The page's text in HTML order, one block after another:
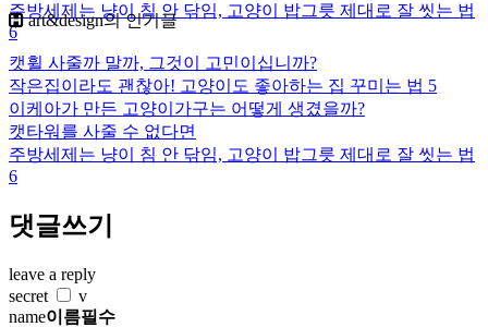
주방세제는 냥이 침 안 닦임, 고양이 밥그릇 제대로 잘 씻는 법
6
art&design의 인기글
캣휠 사줄까 말까, 그것이 고민이십니까?
작은집이라도 괜찮아! 고양이도 좋아하는 집 꾸미는 법 5
이케아가 만든 고양이가구는 어떻게 생겼을까?
캣타워를 사줄 수 없다면
주방세제는 냥이 침 안 닦임, 고양이 밥그릇 제대로 잘 씻는 법
6
댓글쓰기
leave a reply
secret
v
name이름필수